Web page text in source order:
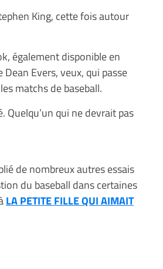
King, cette fois autour
également disponible en
Evers, veux, qui passe
matchs de baseball.
Quelqu’un qui ne devrait pas
de nombreux autres essais
du baseball dans certaines
LA PETITE FILLE QUI AIMAIT